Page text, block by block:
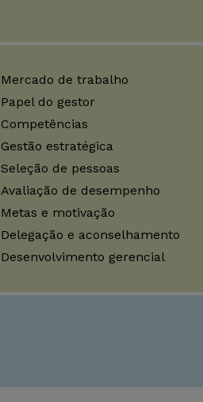
Mercado de trabalho
Papel do gestor
Competências
Gestão estratégica
Seleção de pessoas
Avaliação de desempenho
Metas e motivação
Delegação e aconselhamento
Desenvolvimento gerencial